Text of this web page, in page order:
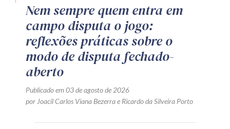
Nem sempre quem entra em
campo disputa o jogo:
reflexões práticas sobre o
modo de disputa fechado-
aberto
Publicado em 03 de agosto de 2026
por Joacil Carlos Viana Bezerrae Ricardo da Silveira Porto